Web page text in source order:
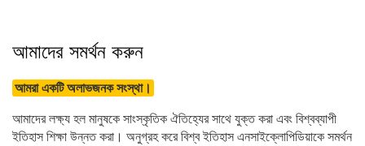
আমাদের সমর্থন করুন
আমরা একটি অলাভজনক সংস্থা।
আমাদের লক্ষ্য হল মানুষকে সাংস্কৃতিক ঐতিহ্যের সাথে যুক্ত করা এবং বিশ্বব্যাপী
ইতিহাস শিক্ষা উন্নত করা। অনুগ্রহ করে বিশ্ব ইতিহাস এনসাইক্লোপিডিয়াকে সমর্থন